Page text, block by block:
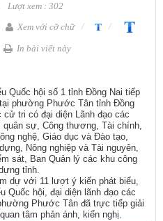
Lượt xem : 302
Xem với cỡ chữ
In bài viết này
Quốc hội số 1 tỉnh Đồng Nai tiếp
phường Phước Tân tỉnh Đồng
tri có đại diện Lãnh đạo các
sự, Công thương, Tài chính,
nghệ, Giáo dục và Đào tạo,
Nông nghiệp và Tài nguyên,
sát, Ban Quản lý các khu công
tỉnh.
với 11 lượt ý kiến phát biểu,
Quốc hội, đại diện lãnh đạo các
Phước Tân đã trực tiếp giải
tâm phản ánh, kiến nghị.